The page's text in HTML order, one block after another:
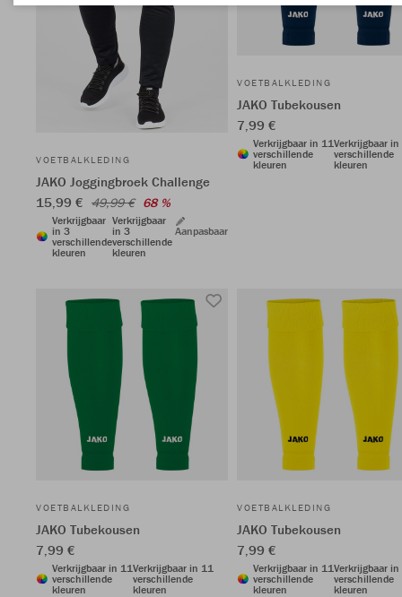
VOETBALKLEDING
JAKO Joggingbroek Challenge
15,99 € 49,99 € 68 %
Verkrijgbaar
in 3
verschillende
kleuren
Verkrijgbaar
in 3
verschillende
kleuren
Aanpasbaar
VOETBALKLEDING
JAKO Tubekousen
7,99 €
Verkrijgbaar in 11
verschillende
kleuren
Verkrijgbaar
verschillende
kleuren
VOETBALKLEDING
JAKO Tubekousen
7,99 €
Verkrijgbaar in 11
verschillende
kleuren
Verkrijgbaar in 11
verschillende
kleuren
VOETBALKLEDING
JAKO Tubekousen
7,99 €
Verkrijgbaar in 11
verschillende
kleuren
Verkrijgbaar
verschillende
kleuren